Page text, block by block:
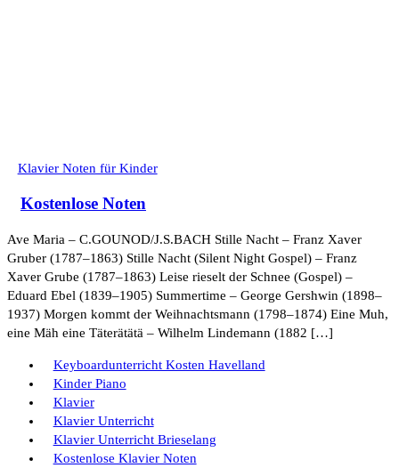
Klavier Noten für Kinder
Kostenlose Noten
Ave Maria – C.GOUNOD/J.S.BACH Stille Nacht – Franz Xaver
Gruber (1787–1863) Stille Nacht (Silent Night Gospel) – Franz
Xaver Grube (1787–1863) Leise rieselt der Schnee (Gospel) –
Eduard Ebel (1839–1905) Summertime – George Gershwin (1898–
1937) Morgen kommt der Weihnachtsmann (1798–1874) Eine Muh,
eine Mäh eine Täterätätä – Wilhelm Lindemann (1882 […]
Keyboardunterricht Kosten Havelland
Kinder Piano
Klavier
Klavier Unterricht
Klavier Unterricht Brieselang
Kostenlose Klavier Noten